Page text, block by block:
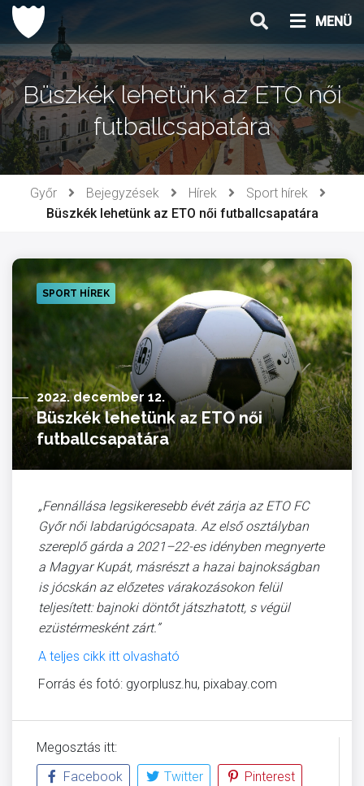
Ugrás
tartalomhoz
MENÜ
Büszkék lehetünk az ETO női
futballcsapatára
Győr Bejegyzések Hírek
Sport hírek
Büszkék lehetünk az ETO női futballcsapatára
SPORT HÍREK
2022. december 12.
Büszkék lehetünk az ETO női
futballcsapatára
„Fennállása legsikeresebb évét zárja az ETO FC
Győr női labdarúgócsapata. Az első osztályban
szereplő gárda a 2021–22-es idényben megnyerte
a Magyar Kupát, másrészt a hazai bajnokságban
is jócskán az előzetes várakozásokon felül
teljesített: bajnoki döntőt játszhatott, s végül
ezüstérmesként zárt.”
A teljes cikk itt olvasható
Forrás és fotó: gyorplusz.hu, pixabay.com
Megosztás itt:
Facebook
Twitter
Pinterest